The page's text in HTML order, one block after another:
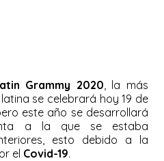
Grammy 2020 , la más
se celebrará hoy 19 de
este año se desarrollará
a la que se estaba
esto debido a la
el Covid-19.